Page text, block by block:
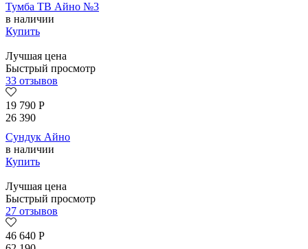
Тумба ТВ Айно №3
в наличии
Купить
Лучшая цена
Быстрый просмотр
33 отзывов
19 790 Р
26 390
Сундук Айно
в наличии
Купить
Лучшая цена
Быстрый просмотр
27 отзывов
46 640 Р